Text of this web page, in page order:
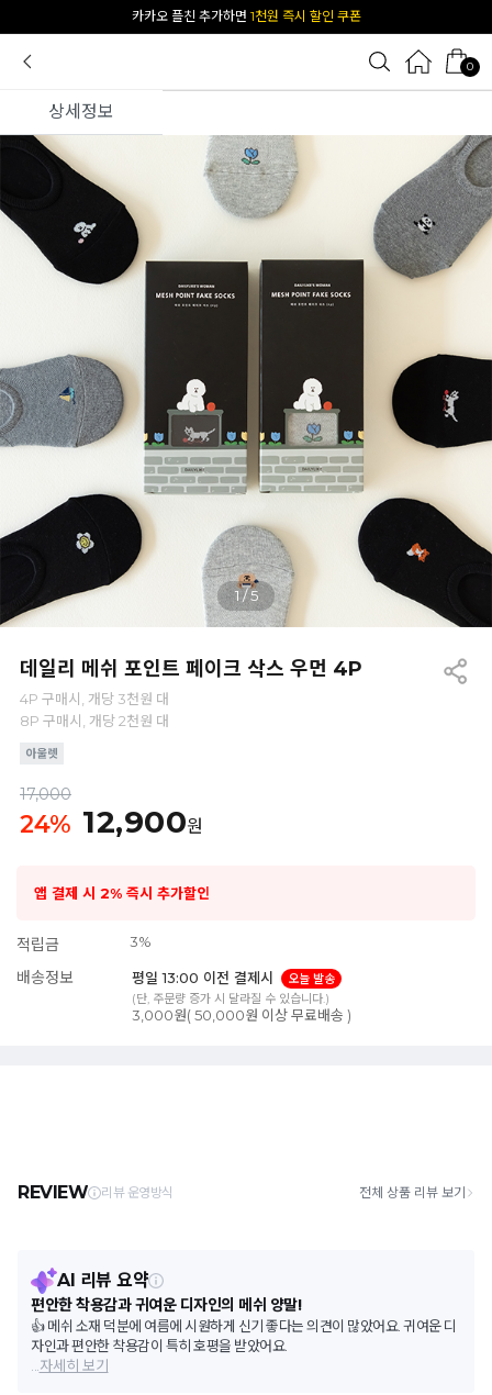
[공식몰 단독] 앱 다운받고2% 결제 할인 받기
0
상세정보
1/5
데일리 메쉬 포인트 페이크 삭스 우먼 4P
4P 구매시, 개당 3천원 대
8P 구매시, 개당 2천원 대
17,000
24% 12,900원
앱 결제 시 2% 즉시 추가할인
적립금 3%
배송정보 평일 13:00 이전 결제시
오늘 발송
(단, 주문량 증가 시 달라질 수 있습니다.)
3,000원( 50,000원 이상 무료배송 )